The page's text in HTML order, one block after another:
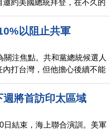
約美國總統拜登，在不久的
天（19日）傍晚林信義搭機
布，台灣將捐助100萬美元
以阻止共軍
注焦點。共和黨總統候選人
打台灣，但他擔心後續不能
高到GDP的10%。
週將首訪印太區域
日結束，海上聯合演訓。美軍